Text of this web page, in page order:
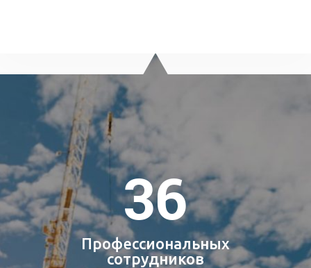
36
Профессиональных
сотрудников